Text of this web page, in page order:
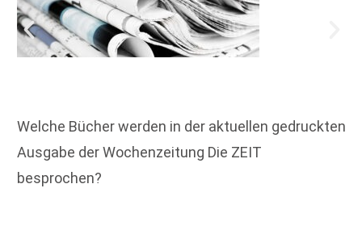
Welche Bücher werden in der aktuellen gedruckten
Ausgabe der Wochenzeitung Die ZEIT
besprochen?